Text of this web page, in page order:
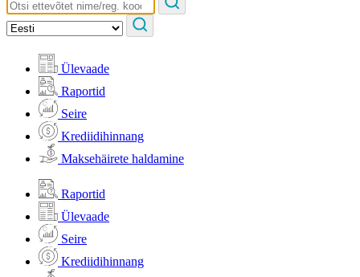
Ülevaade
Raportid
Seire
Krediidihinnang
Maksehäirete haldamine
Raportid
Ülevaade
Seire
Krediidihinnang